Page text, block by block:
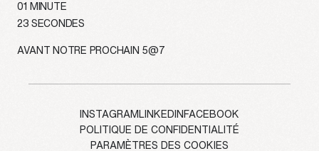
01 MINUTE
20 SECONDES
AVANT NOTRE PROCHAIN 5@7
INSTAGRAM LINKEDIN FACEBOOK
POLITIQUE DE CONFIDENTIALITÉ
PARAMÈTRES DES COOKIES